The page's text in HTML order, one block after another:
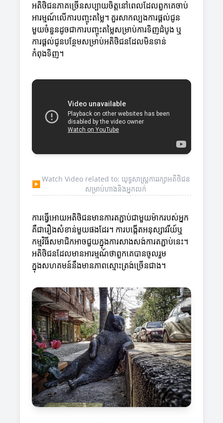
អតិថិជនភាគច្រើនសប្បាយចិត្តនៅពេលដែលពួកគេចាប់
អារម្មណ៍លើការបញ្ចុះតម្លៃ។ គួរសាកល្បងការផ្ដល់ជូន
មួយចំនួនដូចជា​ការបញ្ចុះតម្លៃ​សម្រាប់ការទិញដំបូង ឬ
ការផ្ដល់ជូនបន្ថែមសម្រាប់អតិថិជនដែលមិនទាន់
កំពុងទិញ។
▶
Watch Video related to: យុទ្ធសាស្ត្រការរក្សាអតិថិជន
សម្រាប់ហាងនិងអ្នកលក់
ការធ្វើអោយអតិថិជនមានការតភ្ជាប់ជាមួយម៉ាករបស់អ្នក
គឺជារឿងសំខាន់មួយផងដែរ។ ការបង្កើតអនុស្សាវរីយ៍ឬ
កម្មវិធីសមាជិកអាចជួយក្នុងការសាងសង់ការតភ្ជាប់នេះ។
អតិថិជនដែលមានអារម្មណ៍ថាពួកគេបានចូលរួម
ក្នុងសហគមន៍នឹងមានភាពស្មោះត្រង់ច្រើនជាង។